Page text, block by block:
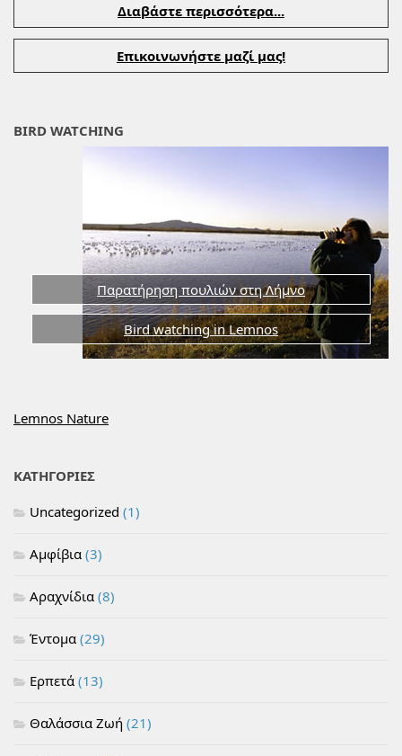
Διαβάστε περισσότερα...
Επικοινωνήστε μαζί μας!
BIRD WATCHING
Παρατήρηση πουλιών στη Λήμνο
Bird watching in Lemnos
Lemnos Nature
ΚΑΤΗΓΟΡΙΕΣ
Uncategorized (1)
Αμφίβια (3)
Αραχνίδια (8)
Έντομα (29)
Ερπετά (13)
Θαλάσσια Ζωή (21)